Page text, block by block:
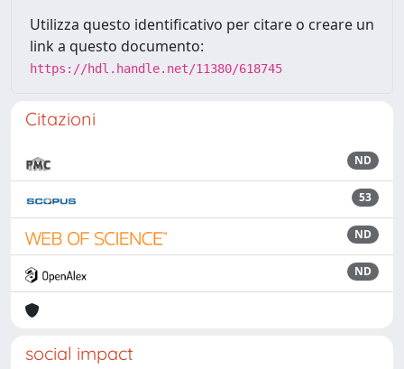
Utilizza questo identificativo per citare o creare un
link a questo documento:
https://hdl.handle.net/11380/618745
Citazioni
ND
53
ND
ND
social impact